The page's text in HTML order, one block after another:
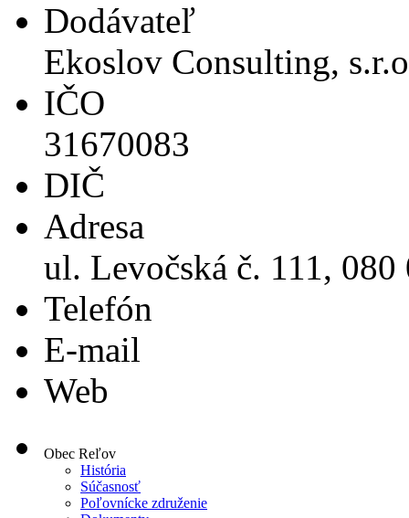
Dodávateľ
Ekoslov Consulting,
IČO
31670083
DIČ
Adresa
ul. Levočská č. 111, 080
Telefón
E-mail
Web
Obec Reľov
História
Súčasnosť
Poľovnícke združenie